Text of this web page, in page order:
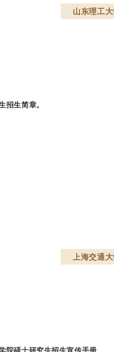
山东理工
生简章。
上海交通
院硕士研究生招生宣传手册。